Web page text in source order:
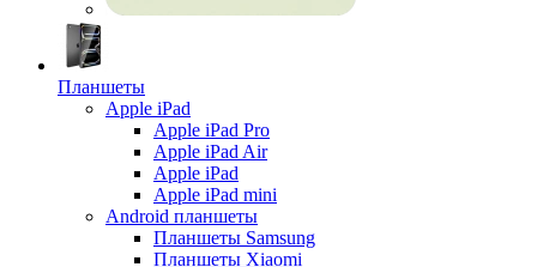
Планшеты
Apple iPad
Apple iPad Pro
Apple iPad Air
Apple iPad
Apple iPad mini
Android планшеты
Планшеты Samsung
Планшеты Xiaomi